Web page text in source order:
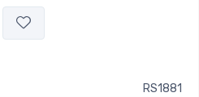
RS1881